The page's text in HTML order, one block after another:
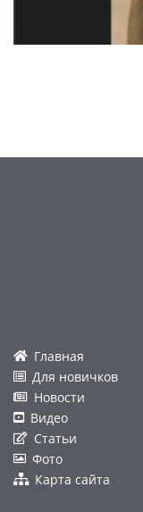
Главная
Для новичков
Новости
Видео
Статьи
Фото
Карта сайта